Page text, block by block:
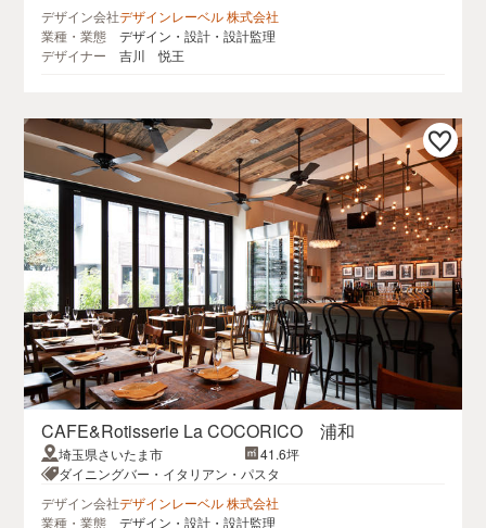
デザイン会社デザインレーベル 株式会社
業種・業態
デザイン・設計・設計監理
デザイナー
吉川 悦王
CAFE&Rotisserie La COCORICO 浦和
埼玉県さいたま市
41.6坪
ダイニングバー・イタリアン・パスタ
デザイン会社デザインレーベル 株式会社
業種・業態
デザイン・設計・設計監理